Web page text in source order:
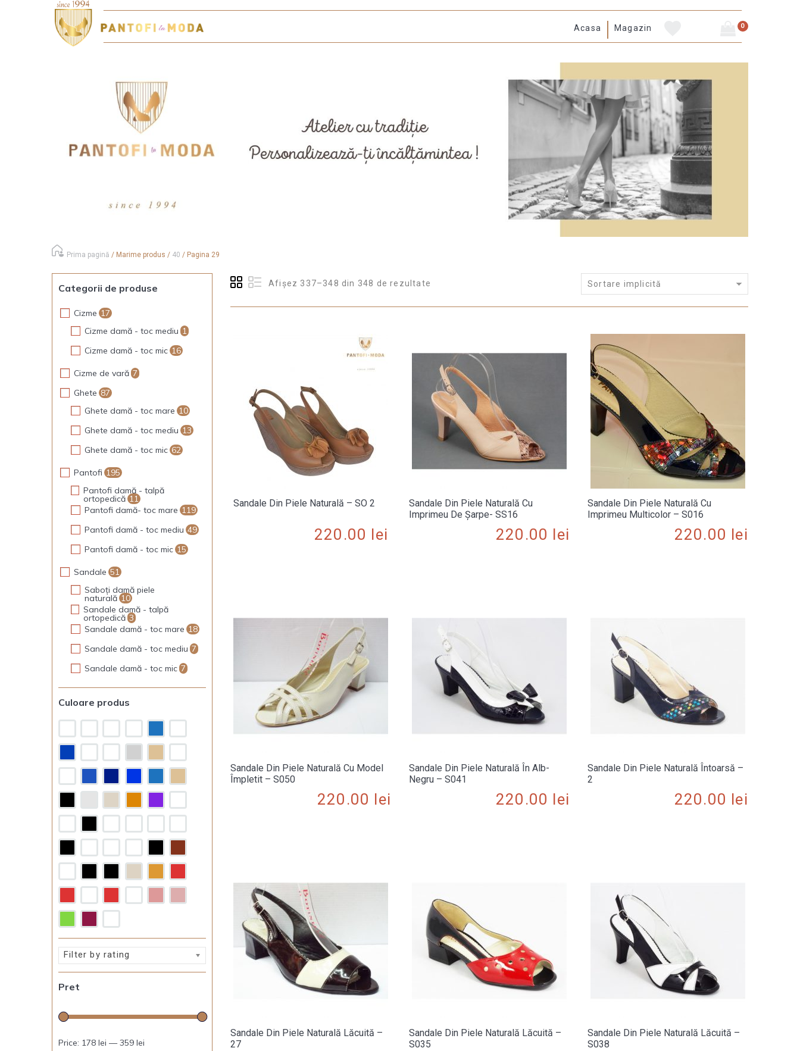
Acasa Magazin 0
Prima pagină / Marime produs / 40 / Pagina 29
Afișez 337–348 din 348 de rezultate Sortare implicită
Sandale Din Piele Naturală – SO 2
220.00 lei
Sandale Din Piele Naturală Cu
Imprimeu De Șarpe- SS16
220.00 lei
Sandale Din Piele Naturală Cu
Imprimeu Multicolor – S016
220.00 lei
Sandale Din Piele Naturală Cu Model
Împletit – S050
220.00 lei
Sandale Din Piele Naturală În Alb-
Negru – S041
220.00 lei
Sandale Din Piele Naturală Întoarsă –
2
220.00 lei
Sandale Din Piele Naturală Lăcuită –
27
Sandale Din Piele Naturală Lăcuită –
S035
Sandale Din Piele Naturală Lăcuită –
S038
Categorii de produse
Cizme 17
Cizme damă - toc mediu 1
Cizme damă - toc mic 16
Cizme de vară 7
Ghete 87
Ghete damă - toc mare 10
Ghete damă - toc mediu 13
Ghete damă - toc mic 62
Pantofi 195
Pantofi damă - talpă
ortopedică 11
Pantofi damă- toc mare 119
Pantofi damă - toc mediu 49
Pantofi damă - toc mic 15
Sandale 51
Saboți damă piele
naturală 10
Sandale damă - talpă
ortopedică 3
Sandale damă - toc mare 18
Sandale damă - toc mediu 7
Sandale damă - toc mic 7
Culoare produs
Filter by rating
Pret
Price: 178 lei —359 lei